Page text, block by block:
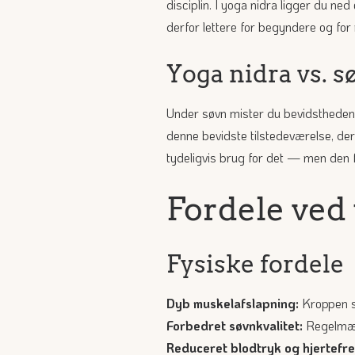
disciplin. I yoga nidra ligger du
derfor lettere for begyndere og
Yoga nidra vs.
Under søvn mister du
denne bevidste tilstedeværelse,
tydeligvis brug for det — men den
Fordele
Fysiske fordele
Dyb muskelafslapning: Kroppen
Forbedret søvnkvalitet:
Reduceret blodtryk og